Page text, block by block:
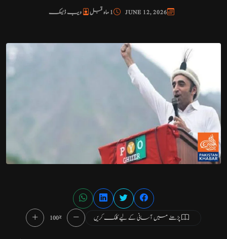
JUNE 12, 2026 1 ماہ قبل ویب ڈیسک
پڑھنے میں آسانی کے لیے کلک کریں 100%